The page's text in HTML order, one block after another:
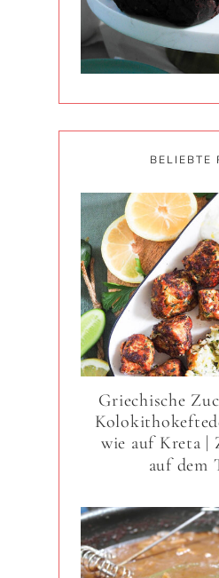
BELIEBTE
Griechische
wie auf Kreta |
auf dem